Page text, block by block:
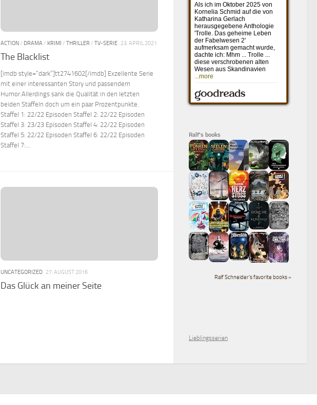
ACTION/ DRAMA / KRIMI / THRILLER / TV-SERIE 23. APRIL 2021
The Blacklist
[imdb style=“dark“]tt2741602[/imdb] Exzellente Serie
mit einer interessanten Story und passendem
Humor.Allerdings sank die Qualität in den letzten
beiden Staffeln doch um ein paar Prozentpunkte.
Staffel 1: 22/22 Episoden Staffel 2: 22/22 Episoden
Staffel 3: 23/23 Episoden Staffel 4: 22/22 Episoden
Staffel 5: 22/22 Episoden Staffel 6: 22/22 Episoden
Staffel 7:...
UNCATEGORIZED 27. AUGUST 2016
Das Glück an meiner Seite
Ralf's books
Ralf Schneider's favorite books »
Lieblingsserien